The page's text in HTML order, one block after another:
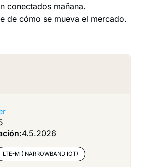
conectados mañana.
de cómo se mueva el mercado.
4.5.2026
LTE-M ( NARROWBAND IOT)